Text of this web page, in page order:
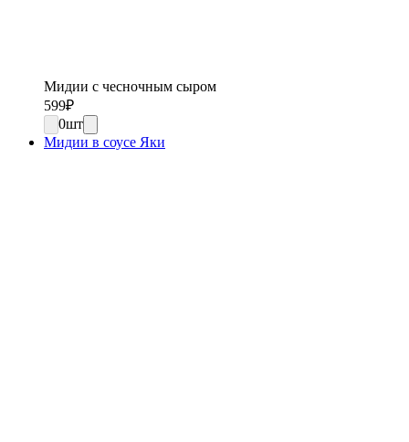
Мидии с чесночным сыром
599₽
0шт
Мидии в соусе Яки